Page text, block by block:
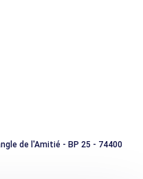
de l'Amitié - BP 25 - 74400